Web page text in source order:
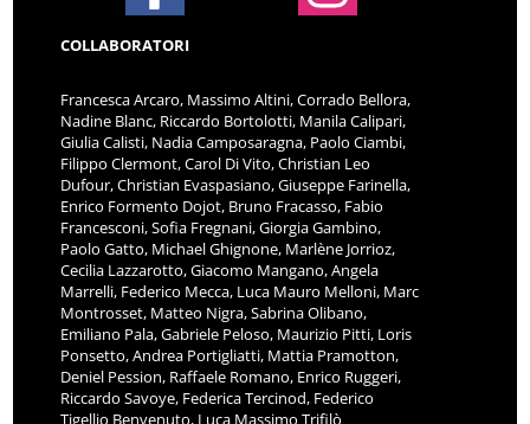
COLLABORATORI
Francesca Arcaro, Massimo Altini, Corrado Bellora,
Nadine Blanc, Riccardo Bortolotti, Manila Calipari,
Giulia Calisti, Nadia Camposaragna, Paolo Ciambi,
Filippo Clermont, Carol Di Vito, Christian Leo
Dufour, Christian Evaspasiano, Giuseppe Farinella,
Enrico Formento Dojot, Bruno Fracasso, Fabio
Francesconi, Sofia Fregnani, Giorgia Gambino,
Paolo Gatto, Michael Ghignone, Marlène Jorrioz,
Cecilia Lazzarotto, Giacomo Mangano, Angela
Marrelli, Federico Mecca, Luca Mauro Melloni, Marc
Montrosset, Matteo Nigra, Sabrina Olibano,
Emiliano Pala, Gabriele Peloso, Maurizio Pitti, Loris
Ponsetto, Andrea Portigliatti, Mattia Pramotton,
Deniel Pession, Raffaele Romano, Enrico Ruggeri,
Riccardo Savoye, Federica Tercinod, Federico